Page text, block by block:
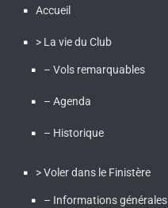
Accueil
> La vie du Club
– Vols remarquables
– Agenda
– Historique
> Voler dans le Finistère
– Informations générales